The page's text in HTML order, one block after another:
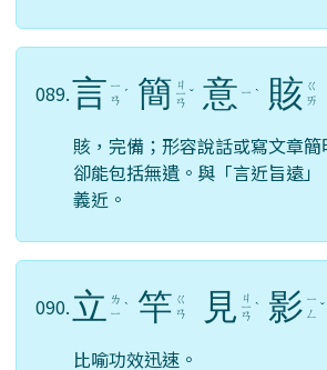
089.言 ㄧ
ㄢ ˊ 簡 ㄐ
ㄧ
ㄢ
ˇ 意 ㄧ ˋ 賅 ㄍ
ㄞ
賅，完備；形容說話或寫文章
卻能包括無遺。與「言近旨遠」
義近。
090. 立 ㄌ
ㄧ ˋ 竿 ㄍ
ㄢ
見 ㄐ
ㄧ
ㄢ
ˋ 影 ㄧ
ㄥ ˇ
比喻功效迅速。